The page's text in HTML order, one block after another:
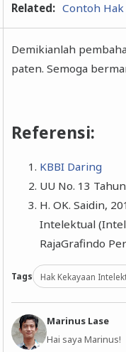
Related: Contoh
Demikianlah
paten. Semoga
Referensi:
KBBI Daring
UU No. 13
H. OK. Saidin,
Intelektual
RajaGrafindo
Tags Hak Kekayaan
Marinus Lase
Hai saya Marinus!